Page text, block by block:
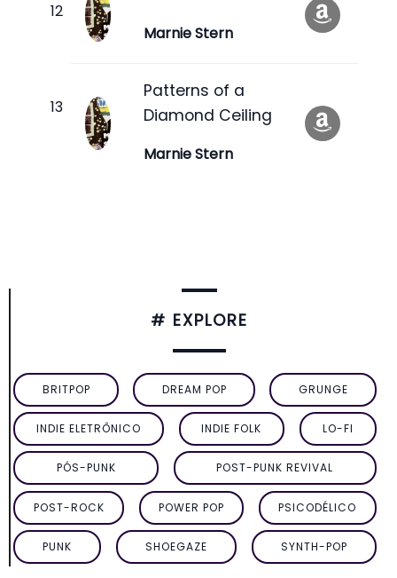
Marnie Stern
Patterns of a
Diamond Ceiling
Marnie Stern
# EXPLORE
BRITPOP DREAM POP GRUNGE
INDIE ELETRÔNICO INDIE FOLK LO-FI
PÓS-PUNK POST-PUNK REVIVAL
POST-ROCK POWER POP PSICODÉLICO
PUNK SHOEGAZE SYNTH-POP